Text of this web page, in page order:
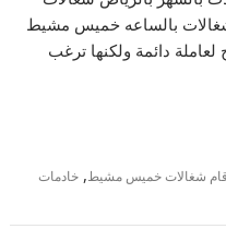
بالساعه خميس مشيط
لعاملة دائمة ولكنها ترغب
شغالات خميس مشيط,خادمات